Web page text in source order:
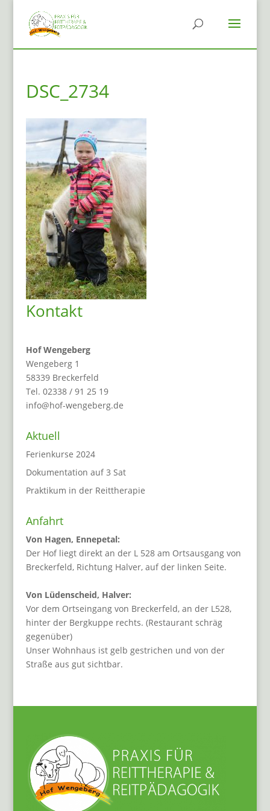
DSC_2734
Kontakt
Hof Wengeberg
Wengeberg 1
58339 Breckerfeld
Tel. 02338 / 91 25 19
info@hof-wengeberg.de
Aktuell
Ferienkurse 2024
Dokumentation auf 3 Sat
Praktikum in der Reittherapie
Anfahrt
Von Hagen, Ennepetal:
Der Hof liegt direkt an der L 528 am Ortsausgang von
Breckerfeld, Richtung Halver, auf der linken Seite.
Von Lüdenscheid, Halver:
Vor dem Ortseingang von Breckerfeld, an der L528,
hinter der Bergkuppe rechts. (Restaurant schräg
gegenüber)
Unser Wohnhaus ist gelb gestrichen und von der
Straße aus gut sichtbar.